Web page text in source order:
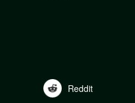
Reddit